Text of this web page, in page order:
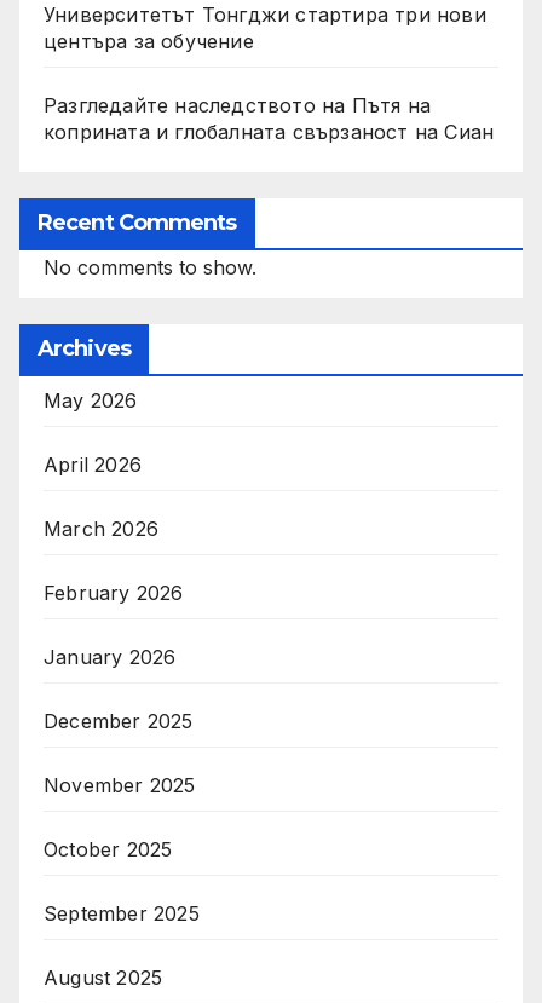
Университетът Тонгджи стартира три нови
центъра за обучение
Разгледайте наследството на Пътя на
коприната и глобалната свързаност на Сиан
Recent Comments
No comments to show.
Archives
May 2026
April 2026
March 2026
February 2026
January 2026
December 2025
November 2025
October 2025
September 2025
August 2025